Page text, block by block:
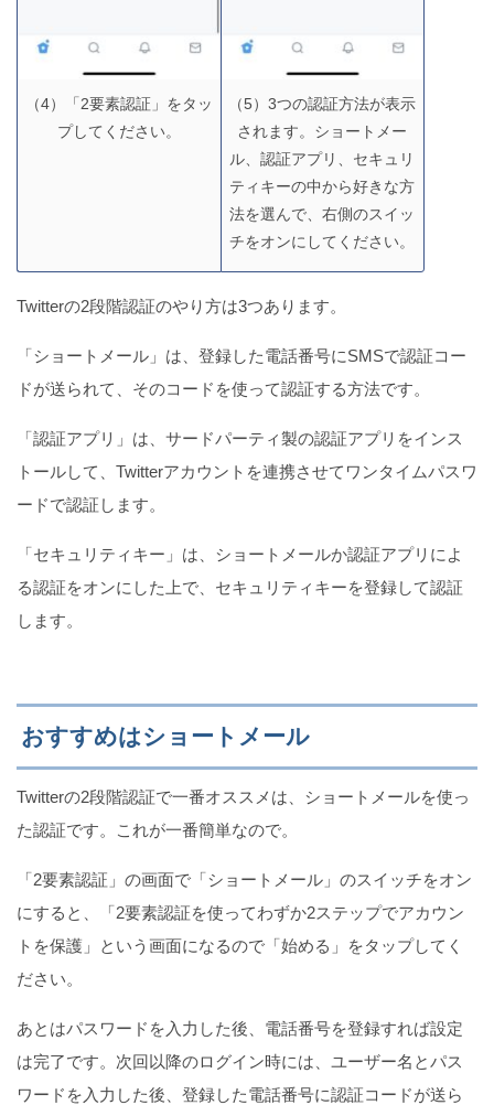
（4）「2要素認証」をタッ
プしてください。
（5）3つの認証方法が表示
されます。ショートメー
ル、認証アプリ、セキュリ
ティキーの中から好きな方
法を選んで、右側のスイッ
チをオンにしてください。
Twitterの2段階認証のやり方は3つあります。
「ショートメール」は、登録した電話番号にSMSで認証コー
ドが送られて、そのコードを使って認証する方法です。
「認証アプリ」は、サードパーティ製の認証アプリをインス
トールして、Twitterアカウントを連携させてワンタイムパスワ
ードで認証します。
「セキュリティキー」は、ショートメールか認証アプリによ
る認証をオンにした上で、セキュリティキーを登録して認証
します。
おすすめはショートメール
Twitterの2段階認証で一番オススメは、ショートメールを使っ
た認証です。これが一番簡単なので。
「2要素認証」の画面で「ショートメール」のスイッチをオン
にすると、「2要素認証を使ってわずか2ステップでアカウン
トを保護」という画面になるので「始める」をタップしてく
ださい。
あとはパスワードを入力した後、電話番号を登録すれば設定
は完了です。次回以降のログイン時には、ユーザー名とパス
ワードを入力した後、登録した電話番号に認証コードが送ら